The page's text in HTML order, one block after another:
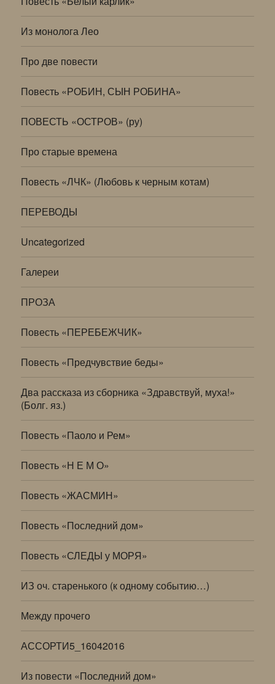
Из монолога Лео
Про две повести
Повесть «РОБИН, СЫН РОБИНА»
ПОВЕСТЬ «ОСТРОВ» (ру)
Про старые времена
Повесть «ЛЧК» (Любовь к черным котам)
ПЕРЕВОДЫ
Uncategorized
Галереи
ПРОЗА
Повесть «ПЕРЕБЕЖЧИК»
Повесть «Предчувствие беды»
Два рассказа из сборника «Здравствуй, муха!»
(Болг. яз.)
Повесть «Паоло и Рем»
Повесть «Н Е М О»
Повесть «ЖАСМИН»
Повесть «Последний дом»
Повесть «СЛЕДЫ у МОРЯ»
ИЗ оч. старенького (к одному событию…)
Между прочего
АССОРТИ5_16042016
Из повести «Последний дом»